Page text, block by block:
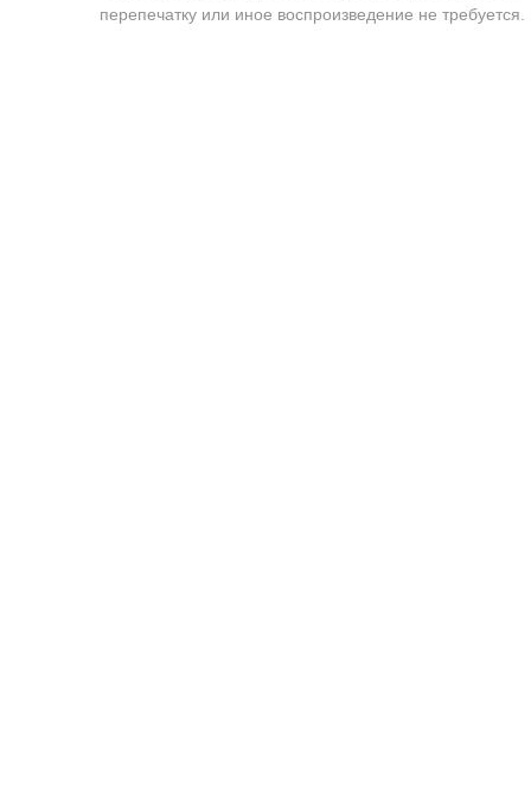
перепечатку или иное воспроизведение не требуется.